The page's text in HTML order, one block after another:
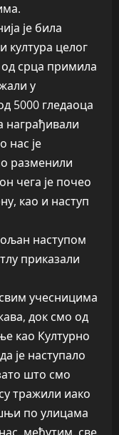
је била
култура целог
од срца примила
у
5000 гледаоца
награђивали
нас је
разменили
чега је почео
као и наступ
наступом
приказали
учесницима
док смо од
као Културно
је наступало
што смо
тражили иако
по улицама